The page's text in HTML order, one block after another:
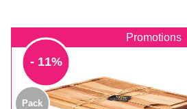
Promotions
- 11%
Pack